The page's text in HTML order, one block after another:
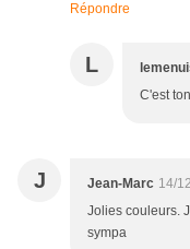
Répondre
L
C'est
J Jean-Marc 14/
Jolies couleurs.
sympa